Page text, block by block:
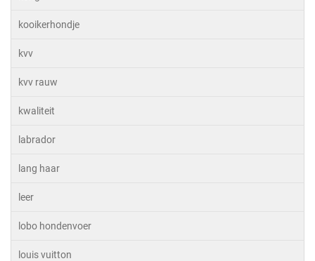
kooikerhondje
kvv
kvv rauw
kwaliteit
labrador
lang haar
leer
lobo hondenvoer
louis vuitton